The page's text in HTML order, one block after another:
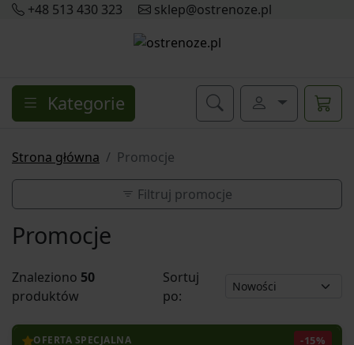
+48 513 430 323 sklep@ostrenoze.pl
Kategorie
Strona główna Promocje
Filtruj promocje
Promocje
Znaleziono 50
produktów
Sortuj
po:
OFERTA SPECJALNA -15%